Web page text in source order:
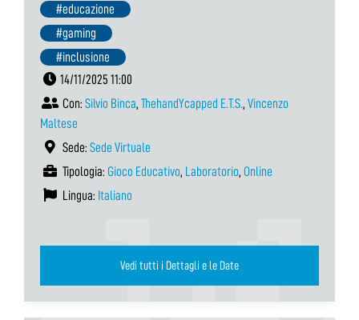
#educazione
#gaming
#inclusione
14/11/2025 11:00
Con: Silvio Binca, ThehandYcapped E.T.S., Vincenzo
Maltese
Sede: Sede Virtuale
Tipologia: Gioco Educativo, Laboratorio, Online
Lingua: Italiano
Vedi tutti i Dettagli e le Date